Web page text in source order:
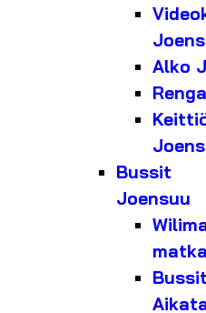
Alko
Bussit
Joensuu